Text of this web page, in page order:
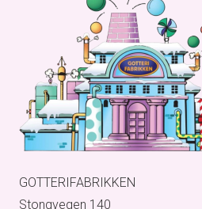
GOTTERIFABRIKKEN
Stongvegen 140